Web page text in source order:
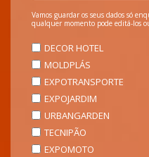
Vamos guardar os seus dados só
qualquer momento pode editá-los
DECOR HOTEL
MOLDPLÁS
EXPOTRANSPORTE
EXPOJARDIM
URBANGARDEN
TECNIPÃO
EXPOMOTO